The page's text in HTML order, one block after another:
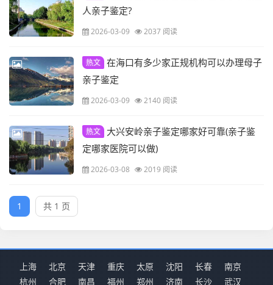
人亲子鉴定?
2026-03-09 2037 阅读
热文 在海口有多少家正规机构可以办理母子
亲子鉴定
2026-03-09 2140 阅读
热文
大兴安岭亲子鉴定哪家好可靠(亲子鉴
定哪家医院可以做)
2026-03-08 2019 阅读
1 共 1 页
上海 北京 天津 重庆 太原 沈阳 长春
南京
杭州
合肥 南昌 福州 郑州 济南 长沙 武汉